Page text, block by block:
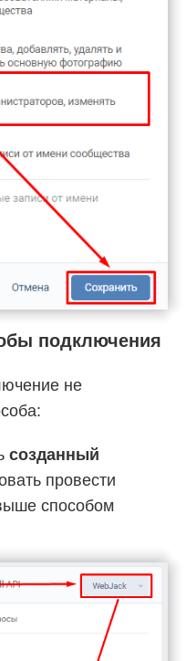
подключения
не
созданный
провести
способом